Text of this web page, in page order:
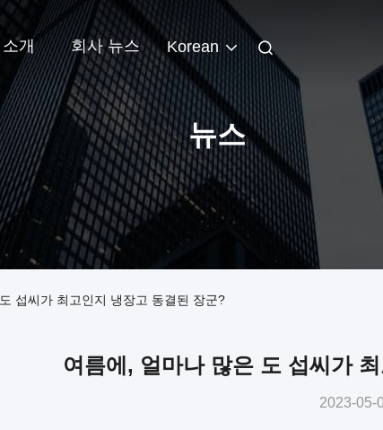
개 회사 뉴스 Korean
뉴스
섭씨가 최고인지 냉장고 동결된 장군?
여름에, 얼마나 많은 도 섭씨가
2023-05-